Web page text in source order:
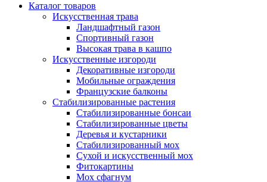
Каталог товаров
Искусственная трава
Ландшафтный газон
Спортивный газон
Высокая трава в кашпо
Искусственные изгороди
Декоративные изгороди
Мобильные ограждения
Французские балконы
Стабилизированные растения
Стабилизированные бонсаи
Стабилизированные цветы
Деревья и кустарники
Стабилизированный мох
Сухой и искусственный мох
Фитокартины
Мох сфагнум